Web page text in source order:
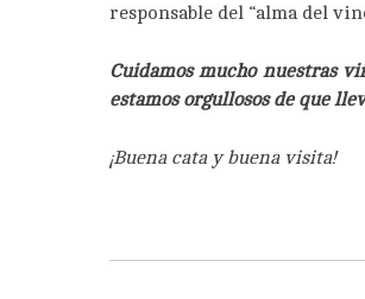
responsable del “alma del
Cuidamos mucho nuestras
estamos orgullosos de que
¡Buena cata y buena visita!